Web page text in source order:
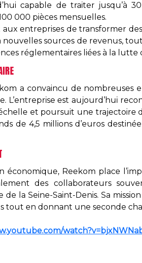
capable de traiter jusqu’à
000 pièces mensuelles.
entreprises de transformer
sources de revenus,
réglementaires liées à la lutte
a convaincu de nombreuses
L’entreprise est aujourd’hui
et poursuit une trajectoire
de 4,5 millions d’euros
économique, Reekom place
des collaborateurs
de la Seine-Saint-Denis. Sa
tout en donnant une seconde